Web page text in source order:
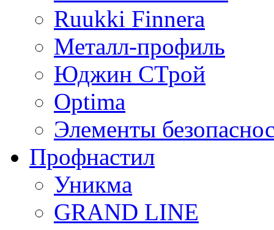
Ruukki Finnera
Металл-профиль
Юджин СТрой
Optima
Элементы
Профнастил
Уникма
GRAND LINE